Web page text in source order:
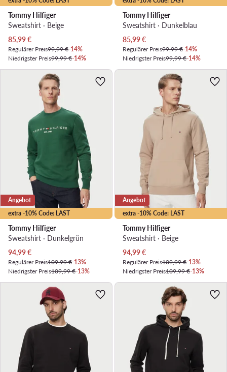
Tommy Hilfiger
Sweatshirt · Beige
Aktueller Preis
85,99€
Regulärer Preis99,99 €-14%
Niedrigster Preis99,99 €-14%
Tommy Hilfiger
Sweatshirt · Dunkelblau
Aktueller Preis
85,99€
Regulärer Preis99,99 €-14%
Niedrigster Preis99,99 €-14%
extra -10% Code: LAST
Angebot
Tommy Hilfiger
Sweatshirt · Dunkelgrün
Aktueller Preis
94,99€
Regulärer Preis109,99 €-13%
Niedrigster Preis109,99 €-13%
extra -10% Code: LAST
Angebot
Tommy Hilfiger
Sweatshirt · Beige
Aktueller Preis
94,99€
Regulärer Preis109,99 €-13%
Niedrigster Preis109,99 €-13%